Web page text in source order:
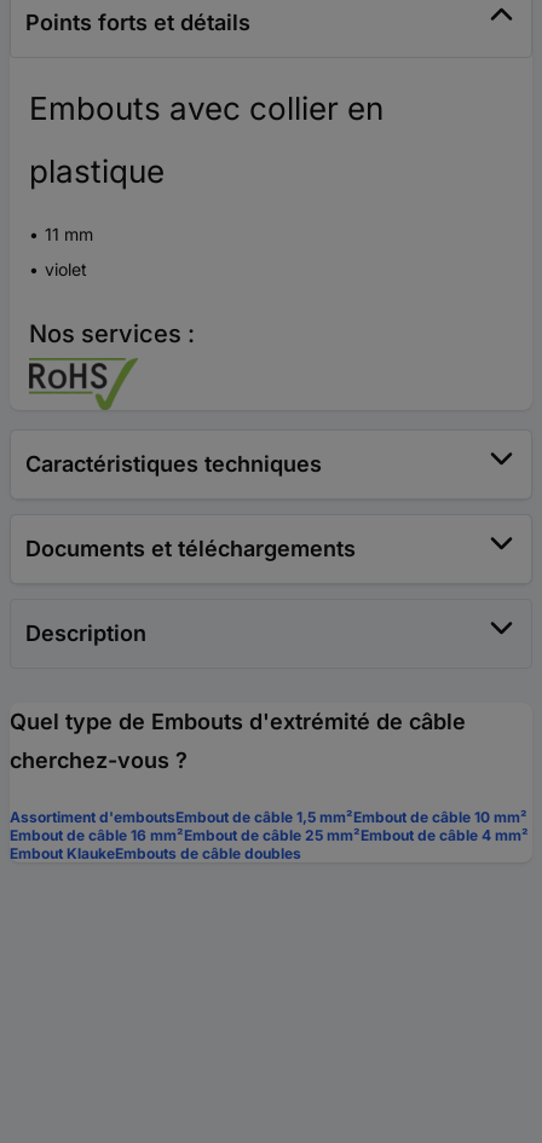
Points forts et détails
Embouts avec collier en
plastique
11 mm
violet
Nos services :
Caractéristiques techniques
Documents et téléchargements
Description
Quel type de Embouts d'extrémité de câble
cherchez-vous ?
Assortiment d'emboutsEmbout de câble 1,5 mm²Embout de câble 10 mm²
Embout de câble 16 mm²Embout de câble 25 mm²Embout de câble 4 mm²
Embout KlaukeEmbouts de câble doubles